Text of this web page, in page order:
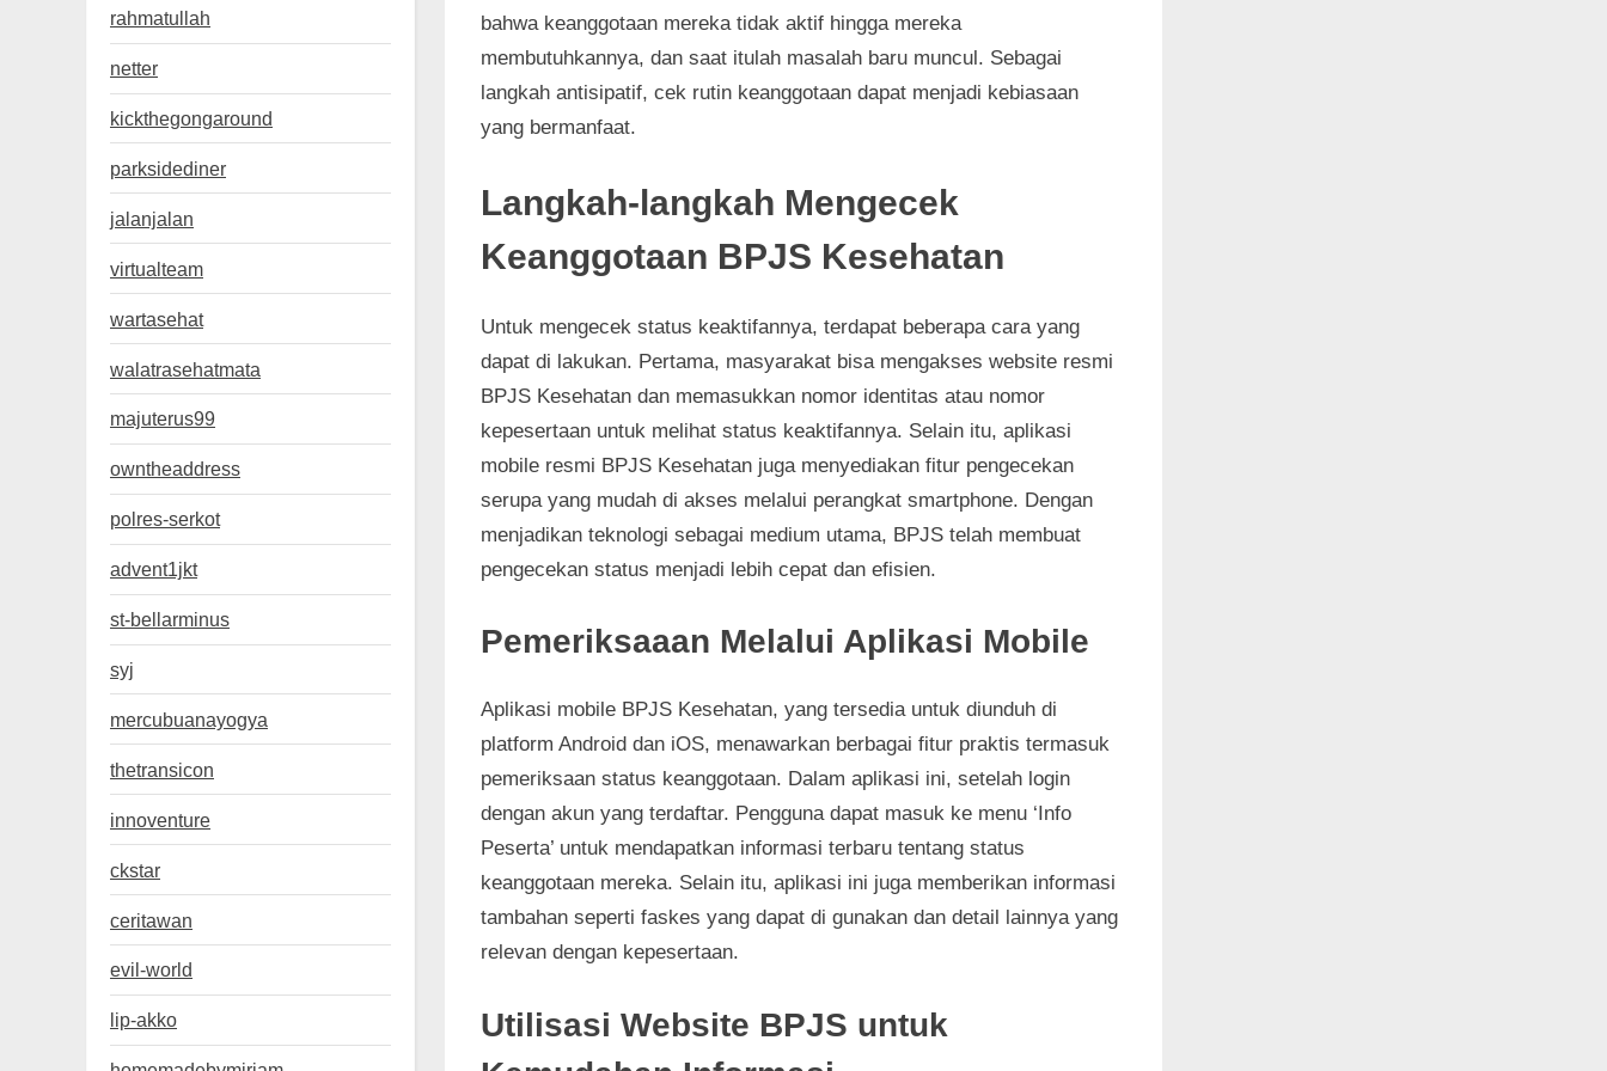
bahwa keanggotaan mereka tidak aktif hingga mereka
membutuhkannya, dan saat itulah masalah baru muncul. Sebagai
langkah antisipatif, cek rutin keanggotaan dapat menjadi kebiasaan
yang bermanfaat.
Langkah-langkah Mengecek
Keanggotaan BPJS Kesehatan
Untuk mengecek status keaktifannya, terdapat beberapa cara yang
dapat di lakukan. Pertama, masyarakat bisa mengakses website resmi
BPJS Kesehatan dan memasukkan nomor identitas atau nomor
kepesertaan untuk melihat status keaktifannya. Selain itu, aplikasi
mobile resmi BPJS Kesehatan juga menyediakan fitur pengecekan
serupa yang mudah di akses melalui perangkat smartphone. Dengan
menjadikan teknologi sebagai medium utama, BPJS telah membuat
pengecekan status menjadi lebih cepat dan efisien.
Pemeriksaaan Melalui Aplikasi Mobile
Aplikasi mobile BPJS Kesehatan, yang tersedia untuk diunduh di
platform Android dan iOS, menawarkan berbagai fitur praktis termasuk
pemeriksaan status keanggotaan. Dalam aplikasi ini, setelah login
dengan akun yang terdaftar. Pengguna dapat masuk ke menu ‘Info
Peserta’ untuk mendapatkan informasi terbaru tentang status
keanggotaan mereka. Selain itu, aplikasi ini juga memberikan informasi
tambahan seperti faskes yang dapat di gunakan dan detail lainnya yang
relevan dengan kepesertaan.
Utilisasi Website BPJS untuk
rahmatullah
netter
kickthegongaround
parksidediner
jalanjalan
virtualteam
wartasehat
walatrasehatmata
majuterus99
owntheaddress
polres-serkot
advent1jkt
st-bellarminus
syj
mercubuanayogya
thetransicon
innoventure
ckstar
ceritawan
evil-world
lip-akko